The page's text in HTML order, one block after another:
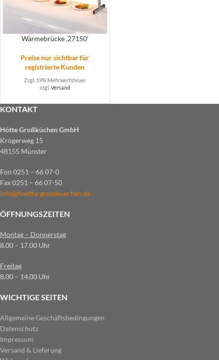
Wärmebrücke ‚27150‘
Preise nur sichtbar für
registrierte Kunden
Zzgl. 19% Mehrwertsteuer
zzgl.Versand
KONTAKT
Hötte Großküchen GmbH
Krögerweg 15
48155 Münster
Fon 0251 – 66 07-0
Fax 0251 – 66 07-50
info@hoette-grosskuechen.de
ÖFFNUNGSZEITEN
Montag – Donnerstag
8.00 – 17.00 Uhr
Freitag
8.00 – 14.00 Uhr
WICHTIGE SEITEN
Allgemeine Geschäftsbedingungen
Datenschutz
Impressum
Versand & Lieferung